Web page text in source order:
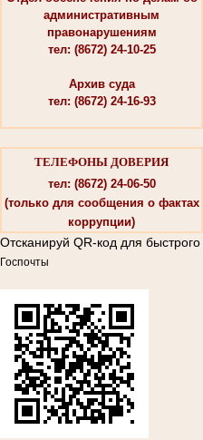
административным
правонарушениям
тел: (8672) 24-10-25
Архив суда
тел: (8672) 24-16-93
ТЕЛЕФОНЫ ДОВЕРИЯ
тел: (8672) 24-06-50
(только для сообщения о фактах
коррупции)
Отсканируй QR-код для быстрого
Госпочты